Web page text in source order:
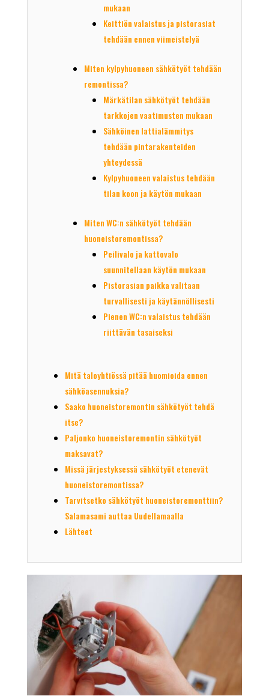
mukaan
Keittiön valaistus ja pistorasiat
tehdään ennen viimeistelyä
Miten kylpyhuoneen sähkötyöt tehdään
remontissa?
Märkätilan sähkötyöt tehdään
tarkkojen vaatimusten mukaan
Sähköinen lattialämmitys
tehdään pintarakenteiden
yhteydessä
Kylpyhuoneen valaistus tehdään
tilan koon ja käytön mukaan
Miten WC:n sähkötyöt tehdään
huoneistoremontissa?
Peilivalo ja kattovalo
suunnitellaan käytön mukaan
Pistorasian paikka valitaan
turvallisesti ja käytännöllisesti
Pienen WC:n valaistus tehdään
riittävän tasaiseksi
Mitä taloyhtiössä pitää huomioida ennen
sähköasennuksia?
Saako huoneistoremontin sähkötyöt tehdä
itse?
Paljonko huoneistoremontin sähkötyöt
maksavat?
Missä järjestyksessä sähkötyöt etenevät
huoneistoremontissa?
Tarvitsetko sähkötyöt huoneistoremonttiin?
Salamasami auttaa Uudellamaalla
Lähteet